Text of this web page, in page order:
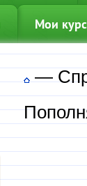
Мои
—